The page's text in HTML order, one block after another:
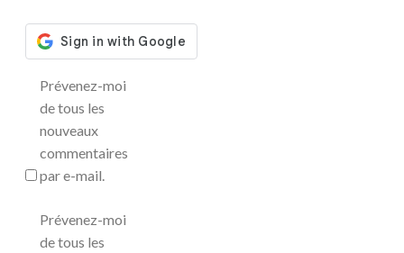
Prévenez-moi
de tous les
nouveaux
commentaires
par e-mail.
Prévenez-moi
de tous les